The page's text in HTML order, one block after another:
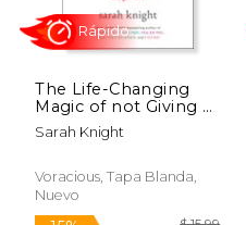
The Life-Changing
Magic of not Giving a
F*Ck Journal: Practical
Ways to Care Less
Inglés)
Sarah Knight
Voracious, Tapa Blanda,
Nuevo